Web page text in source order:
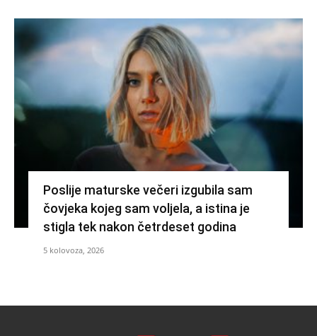
Poslije maturske večeri izgubila sam
čovjeka kojeg sam voljela, a istina je
stigla tek nakon četrdeset godina
5 kolovoza, 2026